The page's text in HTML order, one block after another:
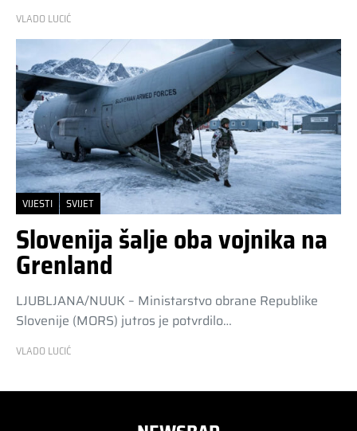
VLADO LUCIĆ
VIJESTI SVIJET
Slovenija šalje oba vojnika na
Grenland
LJUBLJANA/NUUK – Ministarstvo obrane Republike
Slovenije (MORS) jutros je potvrdilo…
VLADO LUCIĆ